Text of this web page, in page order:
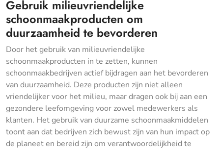
Gebruik milieuvriendelijke
schoonmaakproducten om
duurzaamheid te bevorderen
Door het gebruik van milieuvriendelijke
schoonmaakproducten in te zetten, kunnen
schoonmaakbedrijven actief bijdragen aan het bevorderen
van duurzaamheid. Deze producten zijn niet alleen
vriendelijker voor het milieu, maar dragen ook bij aan een
gezondere leefomgeving voor zowel medewerkers als
klanten. Het gebruik van duurzame schoonmaakmiddelen
toont aan dat bedrijven zich bewust zijn van hun impact op
de planeet en bereid zijn om verantwoordelijkheid te